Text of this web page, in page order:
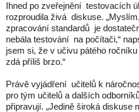
Ihned po zveřejnění testovacích
rozproudila živá diskuse.
zpracování standardů je
nebála testování na počítači,“
jsem si, že v učivu pátého
zdá příliš brzo.“
Právě vyjádření učitelů k
pro tým učitelů a dalších
připravují. „Jedině široká diskuse